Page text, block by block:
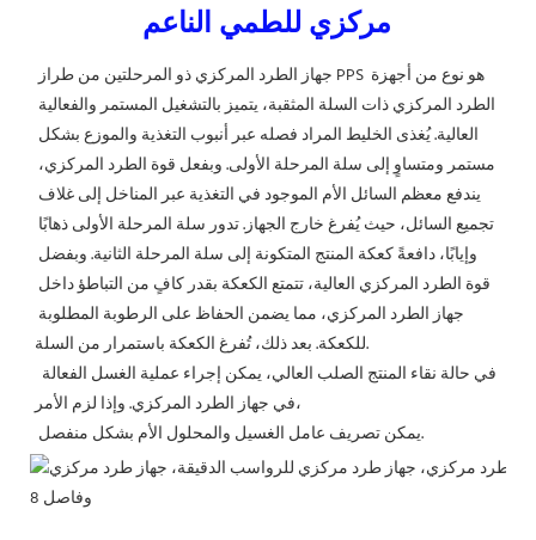
مركزي للطمي الناعم
جهاز الطرد المركزي ذو المرحلتين من طراز PPS هو نوع من أجهزة
للكعكة. بعد ذلك، تُفرغ الكعكة باستمرار من السلة.
في جهاز الطرد المركزي. وإذا لزم الأمر،
يمكن تصريف عامل الغسيل والمحلول الأم بشكل منفصل.